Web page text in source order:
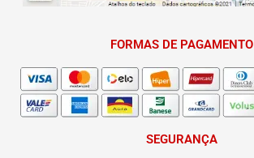
FORMAS DE PAGAMENTO
SEGURANÇA